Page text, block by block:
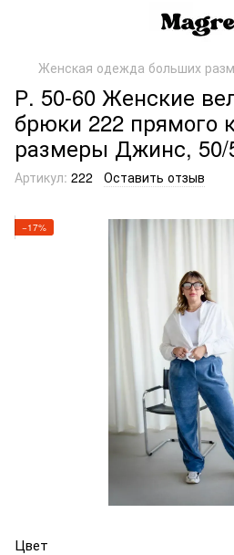
Женская одежда больших
Р. 50-60 Женские
брюки 222 прямого
размеры Джинс, 50/
Артикул: 222 Оставить отзыв
−17%
Цвет